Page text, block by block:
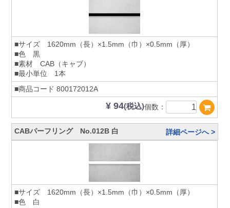
■サイズ 1620mm（長）×1.5mm（巾）×0.5mm（厚）
■色 黒
■素材 CAB（キャブ）
■最小単位 1本
■商品コード 800172012A
¥ 94(税込)個数：
CABパーフリング No.012B 白 詳細ページへ >
■サイズ 1620mm（長）×1.5mm（巾）×0.5mm（厚）
■色 白